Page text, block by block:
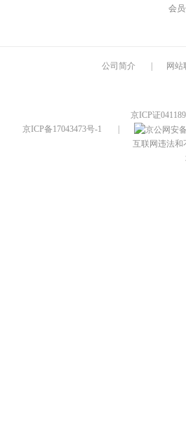
会
公司简介 网站
京ICP证
京ICP备17043473号-1
互联网违法和